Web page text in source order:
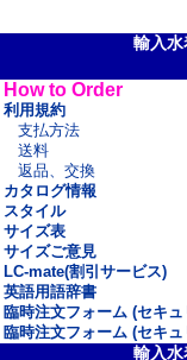
輸入
How to Order
利用規約
支払方法
送料
返品、交換
カタログ情報
スタイル
サイズ表
サイズご意見
LC-mate(割引サービス)
英語用語辞書
臨時注文フォーム (セキ
臨時注文フォーム (セキ
輸入